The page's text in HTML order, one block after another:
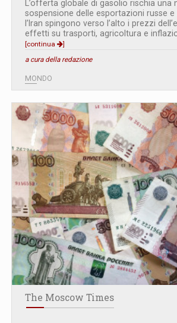
L’offerta globale di gasolio rischia una
sospensione delle esportazioni russe
l’Iran spingono verso l’alto i prezzi
effetti su trasporti, agricoltura e
[continua
]
a cura della redazione
MONDO
The Moscow Times